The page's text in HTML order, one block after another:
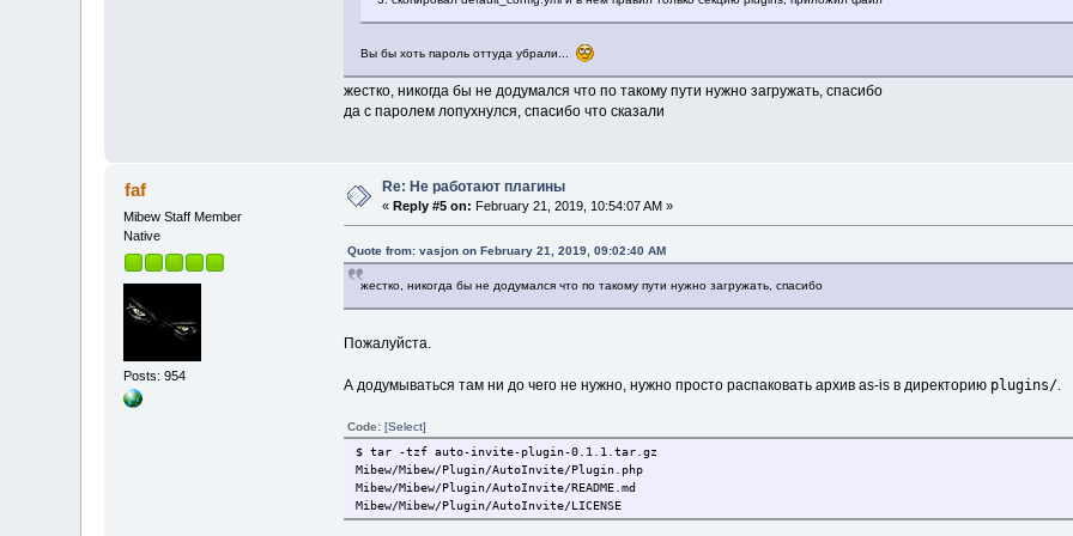
Вы бы хоть пароль оттуда убрали...
жестко, никогда бы не додумался что по такому пути нужно загружать, спасибо
да с паролем лопухнулся, спасибо что сказали
faf
Mibew Staff Member
Native
Posts: 954
Re: Не работают плагины
« Reply #5 on: February 21, 2019, 10:54:07 AM »
Quote from: vasjon on February 21, 2019, 09:02:40 AM
жестко, никогда бы не додумался что по такому пути нужно загружать, спасибо
Пожалуйста.
А додумываться там ни до чего не нужно, нужно просто распаковать архив as-is в директорию plugins/.
Code: [Select]
$ tar -tzf auto-invite-plugin-0.1.1.tar.gz
Mibew/Mibew/Plugin/AutoInvite/Plugin.php
Mibew/Mibew/Plugin/AutoInvite/README.md
Mibew/Mibew/Plugin/AutoInvite/LICENSE